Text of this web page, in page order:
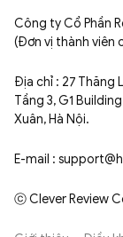
Công ty Cổ Phần
(Đơn vị thành viên
Địa chỉ : 27 Thăng
Tầng 3, G1
Xuân, Hà Nội.
E-mail :
ⓒ Clever Review